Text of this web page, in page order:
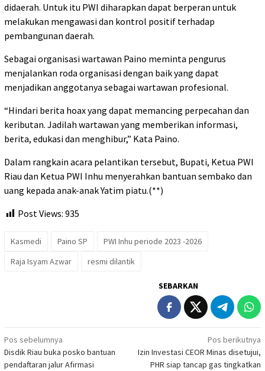
didaerah. Untuk itu PWI diharapkan dapat berperan untuk
melakukan mengawasi dan kontrol positif terhadap
pembangunan daerah.
Sebagai organisasi wartawan Paino meminta pengurus
menjalankan roda organisasi dengan baik yang dapat
menjadikan anggotanya sebagai wartawan profesional.
“Hindari berita hoax yang dapat memancing perpecahan dan
keributan. Jadilah wartawan yang memberikan informasi,
berita, edukasi dan menghibur,” Kata Paino.
Dalam rangkain acara pelantikan tersebut, Bupati, Ketua PWI
Riau dan Ketua PWI Inhu menyerahkan bantuan sembako dan
uang kepada anak-anak Yatim piatu.(**)
Post Views: 935
Kasmedi Paino SP
PWI Inhu periode 2023 -2026
Raja Isyam Azwar
resmi dilantik
SEBARKAN
Navigasi
pos
Pos sebelumnya
Disdik Riau buka posko bantuan
pendaftaran jalur Afirmasi
Pos berikutnya
Izin Investasi CEOR Minas disetujui,
PHR siap tancap gas tingkatkan